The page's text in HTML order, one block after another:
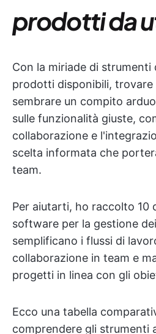
prodotti da
Con la miriade di strumenti
prodotti disponibili,
sembrare un compito
sulle funzionalità giuste,
collaborazione e
scelta informata che
team.
Per aiutarti, ho raccolto 10
software per la gestione
semplificano i flussi di
collaborazione in team e
progetti in linea con gli
Ecco una tabella
comprendere gli strumenti